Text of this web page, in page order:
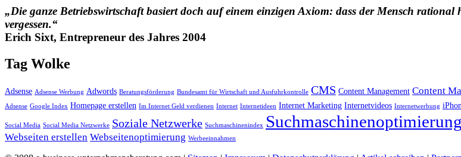
Webseiten
erstellen
können…
„Die ganze Betriebswirtschaft basiert doch auf einem einzigen Axiom: dass der Mensch
vergessen.“
Erich Sixt, Entrepreneur des Jahres 2004
Tag Wolke
Adsense Adsense Werbung Adwords Beratungsförderung Bundesamt für Wirtschaft und Ausfuhrkontrolle CMS Content Management Content
Adsense Google Index Homepage erstellen Im Internet Geld verdienen Internet Internetideen Internet Marketing Internetvideos Internetwerbung
Social Media Social Media Netzwerke Soziale Netzwerke Suchmaschinenindex Suchmaschinenoptimierung
Webseiten erstellen Webseitenoptimierung Werbeeinnahmen